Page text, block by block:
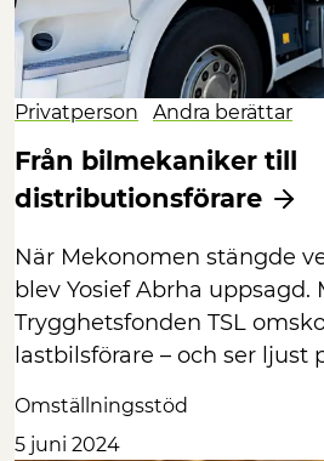
Privatperson Andra berättar
Från bilmekaniker till
distributionsförare
När Mekonomen stängde
blev Yosief Abrha uppsagd.
Trygghetsfonden TSL
lastbilsförare – och ser ljust
Omställningsstöd
5 juni 2024